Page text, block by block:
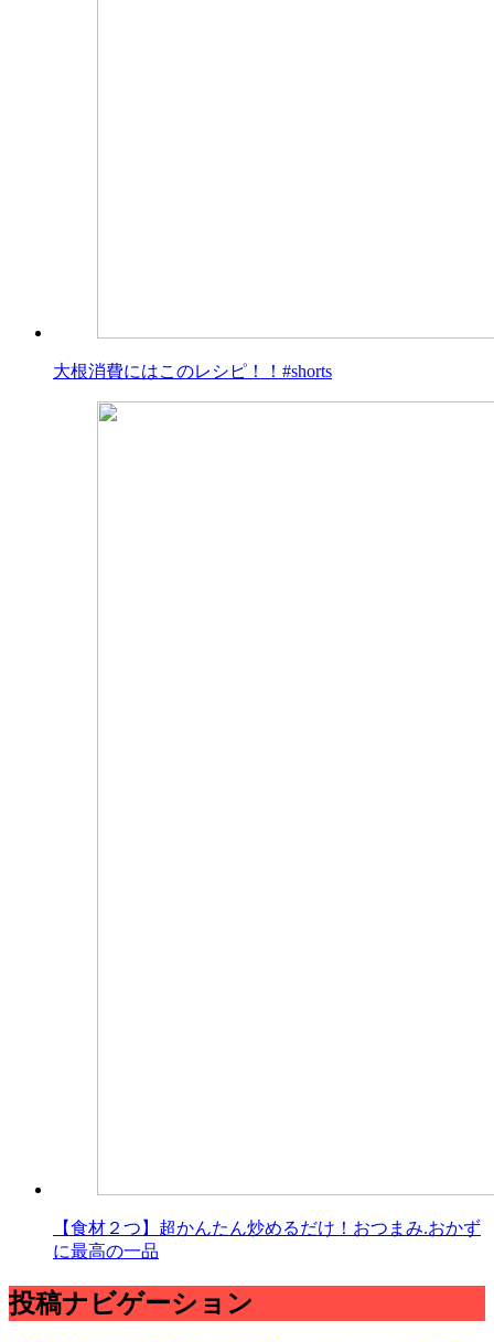
大根消費にはこのレシピ！！#shorts
【食材２つ】超かんたん炒めるだけ！おつまみ.おかず
に最高の一品
投稿ナビゲーション